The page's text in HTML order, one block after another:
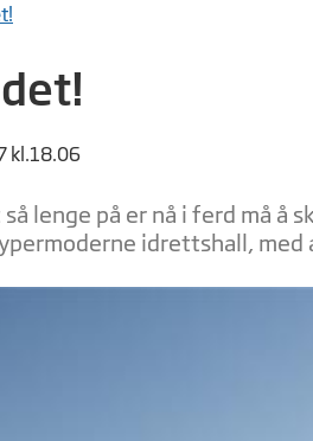
kl.18.06
lenge på er nå i ferd må å
idrettshall,